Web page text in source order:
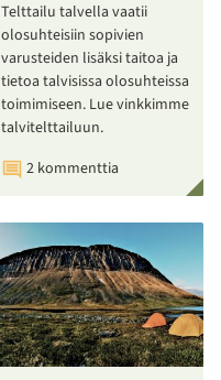
Telttailu talvella vaatii
olosuhteisiin sopivien
varusteiden lisäksi taitoa ja
tietoa talvisissa olosuhteissa
toimimiseen. Lue vinkkimme
talvitelttailuun.
2 kommenttia